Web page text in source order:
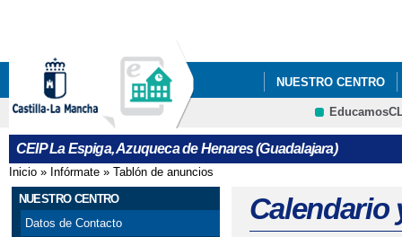
NUESTRO CENTRO
CRFP
CEIP La Espiga, Azuqueca de Henares (Guadalajara)
Se encuentra usted aquí
Inicio » Infórmate » Tablón de anuncios
NUESTRO CENTRO
Datos de Contacto
Calendario